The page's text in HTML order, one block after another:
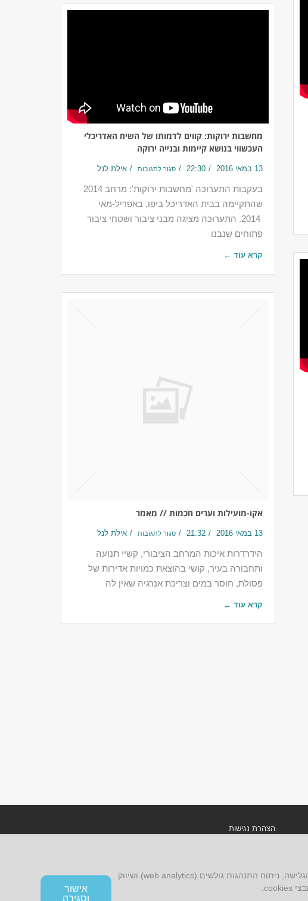
מחשבות ירוקות: קווים לדמותו של השיח האדריכלי
העכשווי בנושא קיימות ובנייה ירוקה
13 במאי 2016 22:30 סגור לתגובות אילת לנל
שהתקיימה בבית האדריכל ביפו, באפריל-מאי
2014. התערוכה מציגה מבני ציבור ושטחי ציבור
פתוחים שנבנו
קרא עוד ←
אקו-מועילות וערים חכמות // מאמר
13 במאי 2016 21:32 סגור לתגובות אילת לנל
הידרדרות איכות המרחב הציבורי, קשיי תנועה
ותחבורה בעיר, קושי בהוצאת כמויות אדירות של
פסולת, חוסר במים וצריכת אנרגיה שאין לה
קרא עוד ←
הצהרת נגישות
אתר זה עושה שימוש בקובצי cookies, לרבות קובצי cookies של צד שלישי, עבור שיפור הפונקציונליות, שיפור חוויית הגלישה, ניתוח התנהגות גולשים (web analytics) ושיווק
אישור
וסגירה